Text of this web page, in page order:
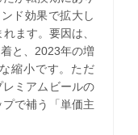
ド効果で拡大し
ます。要因は、
と、2023年の増
縮小です。ただ
ミアムビールの
で補う「単価主